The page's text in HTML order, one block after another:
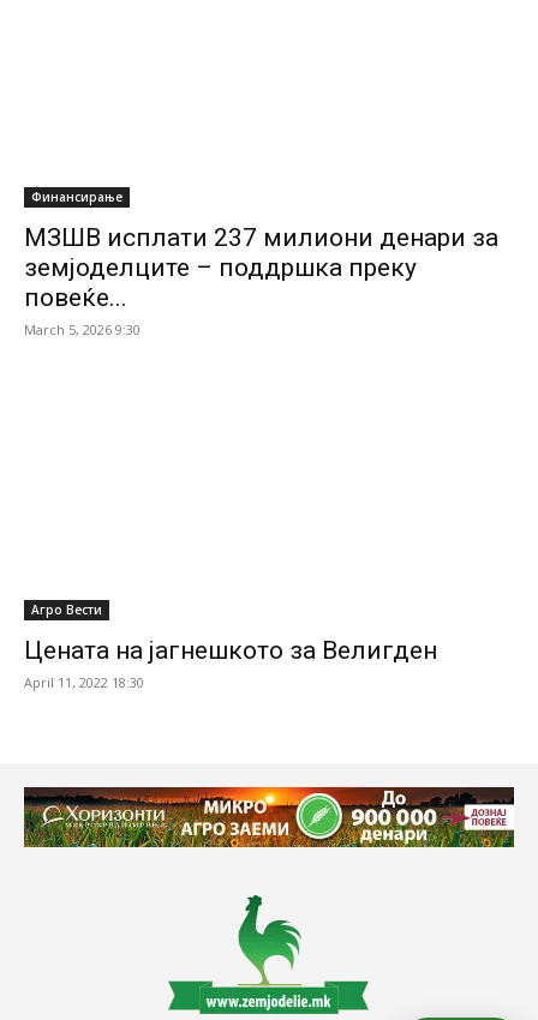
Финансирање
МЗШВ исплати 237 милиони денари за
земјоделците – поддршка преку
повеќе...
March 5, 2026 9:30
Агро Вести
Цената на јагнешкото за Велигден
April 11, 2022 18:30